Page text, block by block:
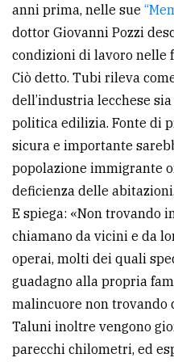
anni prima, nelle sue
dottor Giovanni Pozzi
condizioni di lavoro nelle
Ciò detto. Tubi rileva
dell’industria lecchese
politica edilizia. Fonte di
sicura e importante
popolazione immigrante
deficienza delle
E spiega: «Non trovando
chiamano da vicini e da
operai, molti dei quali
guadagno alla propria
malincuore non trovando
Taluni inoltre vengono
parecchi chilometri, ed